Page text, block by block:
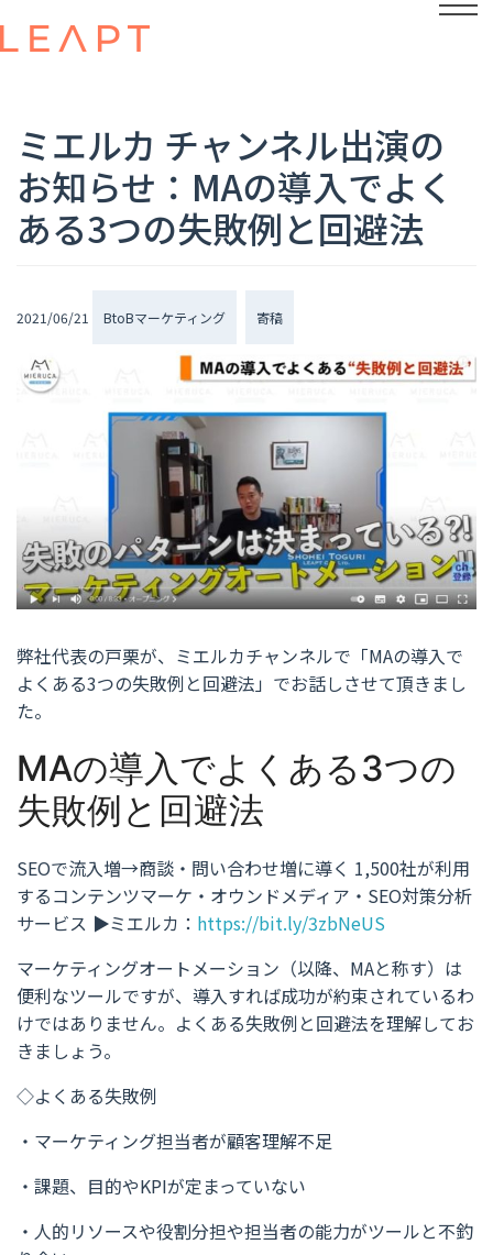
ミエルカ チャンネル出演の
お知らせ：MAの導入でよく
ある3つの失敗例と回避法
2021/06/21 BtoBマーケティング 寄稿
弊社代表の戸栗が、ミエルカチャンネルで「MAの導入で
よくある3つの失敗例と回避法」でお話しさせて頂きまし
た。
MAの導入でよくある3つの
失敗例と回避法
SEOで流入増→商談・問い合わせ増に導く 1,500社が利用
するコンテンツマーケ・オウンドメディア・SEO対策分析
サービス ▼ミエルカ： https://bit.ly/3zbNeUS
マーケティングオートメーション（以降、MAと称す）は
便利なツールですが、導入すれば成功が約束されているわ
けではありません。よくある失敗例と回避法を理解してお
きましょう。
◇よくある失敗例
・マーケティング担当者が顧客理解不足
・課題、目的やKPIが定まっていない
・人的リソースや役割分担や担当者の能力がツールと不釣